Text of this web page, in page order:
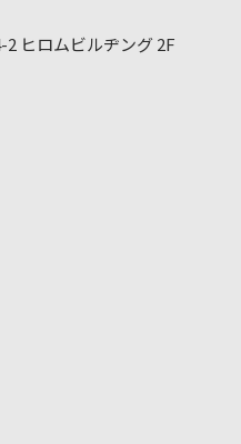
ヒロムビルヂング 2F